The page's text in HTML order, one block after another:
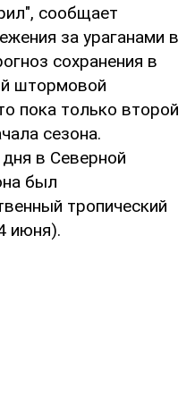
сообщает
за ураганами в
сохранения в
штормовой
пока только второй
сезона.
в Северной
был
тропический
июня).